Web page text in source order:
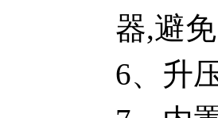
器,避
6、升